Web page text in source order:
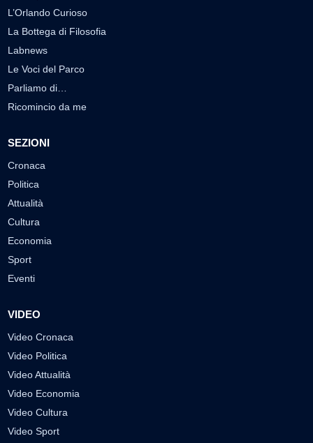
L’Orlando Curioso
La Bottega di Filosofia
Labnews
Le Voci del Parco
Parliamo di…
Ricomincio da me
SEZIONI
Cronaca
Politica
Attualità
Cultura
Economia
Sport
Eventi
VIDEO
Video Cronaca
Video Politica
Video Attualità
Video Economia
Video Cultura
Video Sport